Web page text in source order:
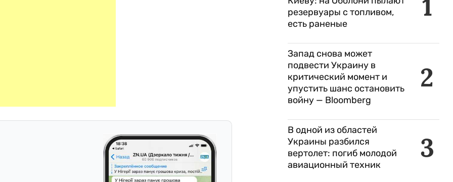
1
резервуары с топливом,
есть раненые
2
Запад снова может
подвести Украину в
критический момент и
упустить шанс остановить
войну — Bloomberg
3
В одной из областей
Украины разбился
вертолет: погиб молодой
авиационный техник